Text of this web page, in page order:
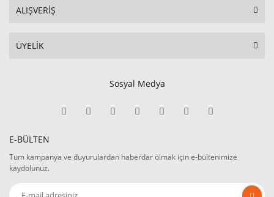
ALIŞVERİŞ
ÜYELİK
Sosyal Medya
E-BÜLTEN
Tüm kampanya ve duyurulardan haberdar olmak için e-bültenimize
kaydolunuz.